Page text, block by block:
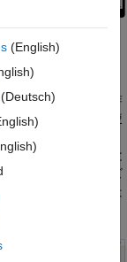
の App Designer ア
自動サイズ変更動作
表示される際に、使
どの可視化を目的と
す。アプリのサイズ
て、大きなパネルは
(English)
(Deutsch)